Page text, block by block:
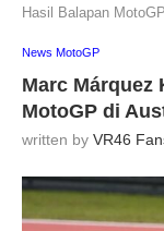
Hasil Balapan
News MotoGP
Marc Márquez
MotoGP di
written by VR46